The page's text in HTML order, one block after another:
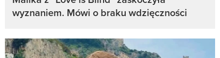
wyznaniem. Mówi o braku wdzięczności